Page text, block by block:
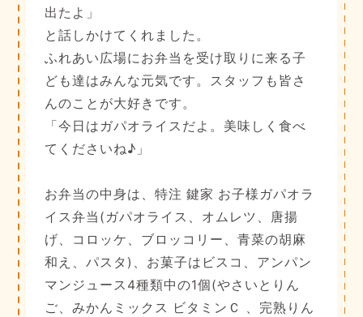
出たよ」
と話しかけてくれました。
ふれあい広場にお弁当を受け取りに来る子
ども達はみんな元気です。スタッフも皆さ
んのことが大好きです。
「今日はガパオライスだよ。美味しく食べ
てくださいね♪」
お弁当の中身は、特注 鍵家 お子様ガパオラ
イス弁当(ガパオライス、オムレツ、唐揚
げ、コロッケ、ブロッコリー、青菜の胡麻
和え、パスタ)、お菓子はビスコ、アンパン
マンジュース4種類中の1個(やさいとりん
ご、みかんミックス ビタミンＣ 、完熟りん